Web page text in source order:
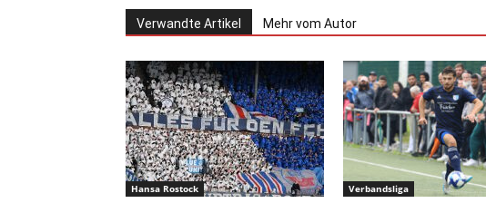
Verwandte Artikel Mehr vom Autor
Hansa Rostock Verbandsliga